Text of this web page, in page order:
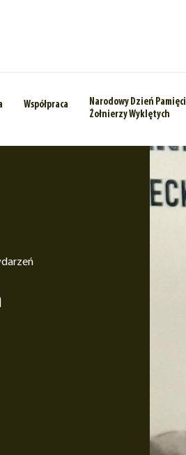
Współpraca
Narodowy Dzień Pamięci
Żołnierzy Wyklętych